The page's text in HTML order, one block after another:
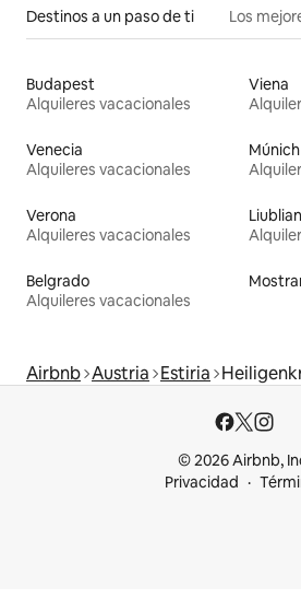
Destinos a un paso de ti Los
Budapest
Alquileres vacacionales
Viena
Venecia
Alquileres vacacionales
Múnich
Verona
Alquileres vacacionales
Belgrado
Alquileres vacacionales
Airbnb Austria Estiria
© 2026 Airbnb,
Privacidad